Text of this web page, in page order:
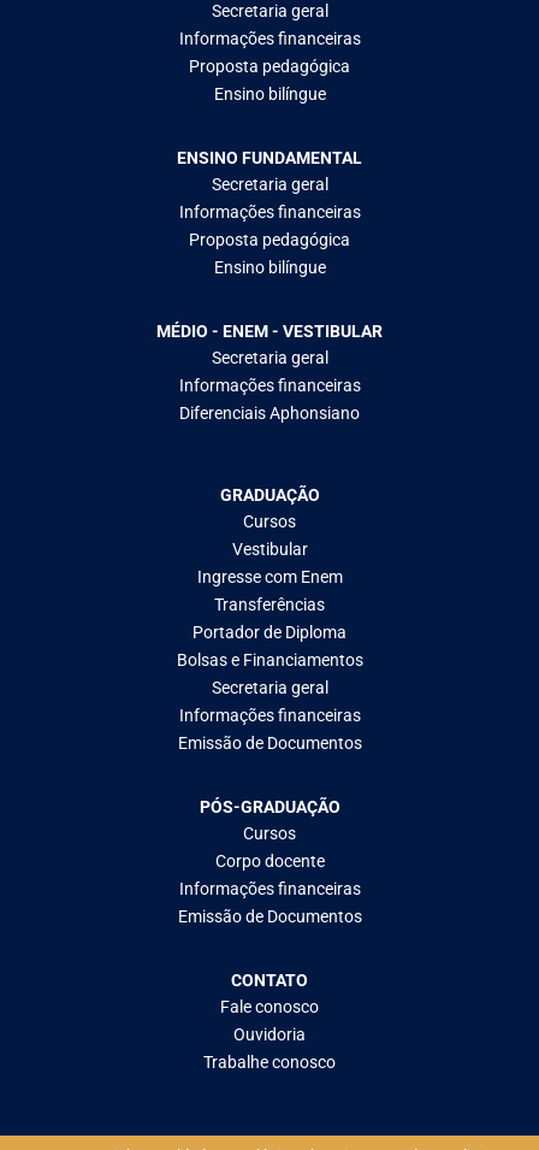
Secretaria geral
Informações financeiras
Proposta pedagógica
Ensino bilíngue
ENSINO FUNDAMENTAL
Secretaria geral
Informações financeiras
Proposta pedagógica
Ensino bilíngue
MÉDIO - ENEM - VESTIBULAR
Secretaria geral
Informações financeiras
Diferenciais Aphonsiano
GRADUAÇÃO
Cursos
Vestibular
Ingresse com Enem
Transferências
Portador de Diploma
Bolsas e Financiamentos
Secretaria geral
Informações financeiras
Emissão de Documentos
PÓS-GRADUAÇÃO
Cursos
Corpo docente
Informações financeiras
Emissão de Documentos
CONTATO
Fale conosco
Ouvidoria
Trabalhe conosco